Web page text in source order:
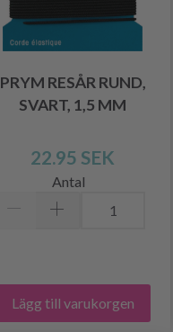
PRYM RESÅR RUND,
SVART, 1,5 MM
22.95 SEK
Antal
Lägg till varukorgen